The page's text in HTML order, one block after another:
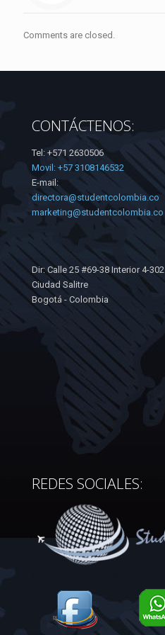
Comments are closed.
CONTÁCTENOS:
Tel: +571 2630506
Movil: +57 3108146532
E-mail:
directora@studentcolombia.co
marketing@studentcolombia.co
Dir: Calle 25 #69-38 Interior 4-302
Ciudad Salitre
Bogotá - Colombia
REDES SOCIALES: